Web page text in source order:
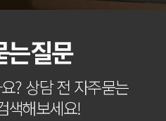
는질문
? 상담 전 자주묻는
색해보세요!